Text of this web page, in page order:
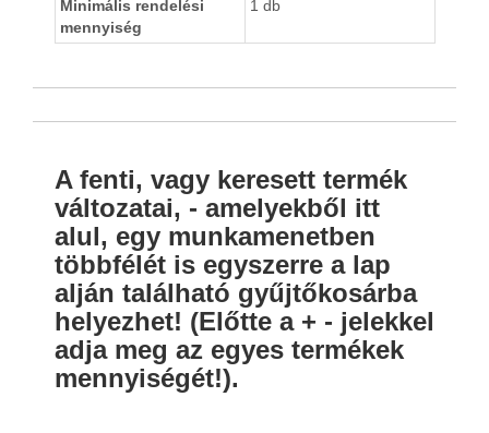
Minimális rendelési
mennyiség
1 db
A fenti, vagy keresett termék
változatai, - amelyekből itt
alul, egy munkamenetben
többfélét is egyszerre a lap
alján található gyűjtőkosárba
helyezhet! (Előtte a + - jelekkel
adja meg az egyes termékek
mennyiségét!).